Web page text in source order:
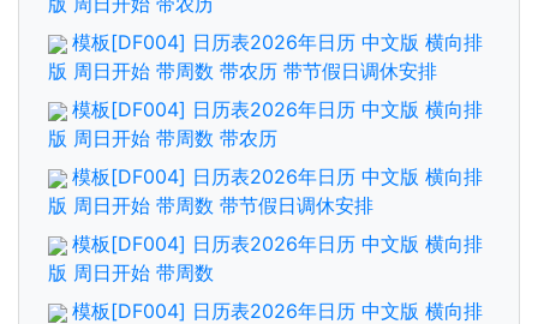
模板[DF004] 日历表2026年日历 中文版 横向排
版 周日开始 带周数 带农历 带节假日调休安排
模板[DF004] 日历表2026年日历 中文版 横向排
版 周日开始 带周数 带农历
模板[DF004] 日历表2026年日历 中文版 横向排
版 周日开始 带周数 带节假日调休安排
模板[DF004] 日历表2026年日历 中文版 横向排
版 周日开始 带周数
模板[DF004] 日历表2026年日历 中文版 横向排